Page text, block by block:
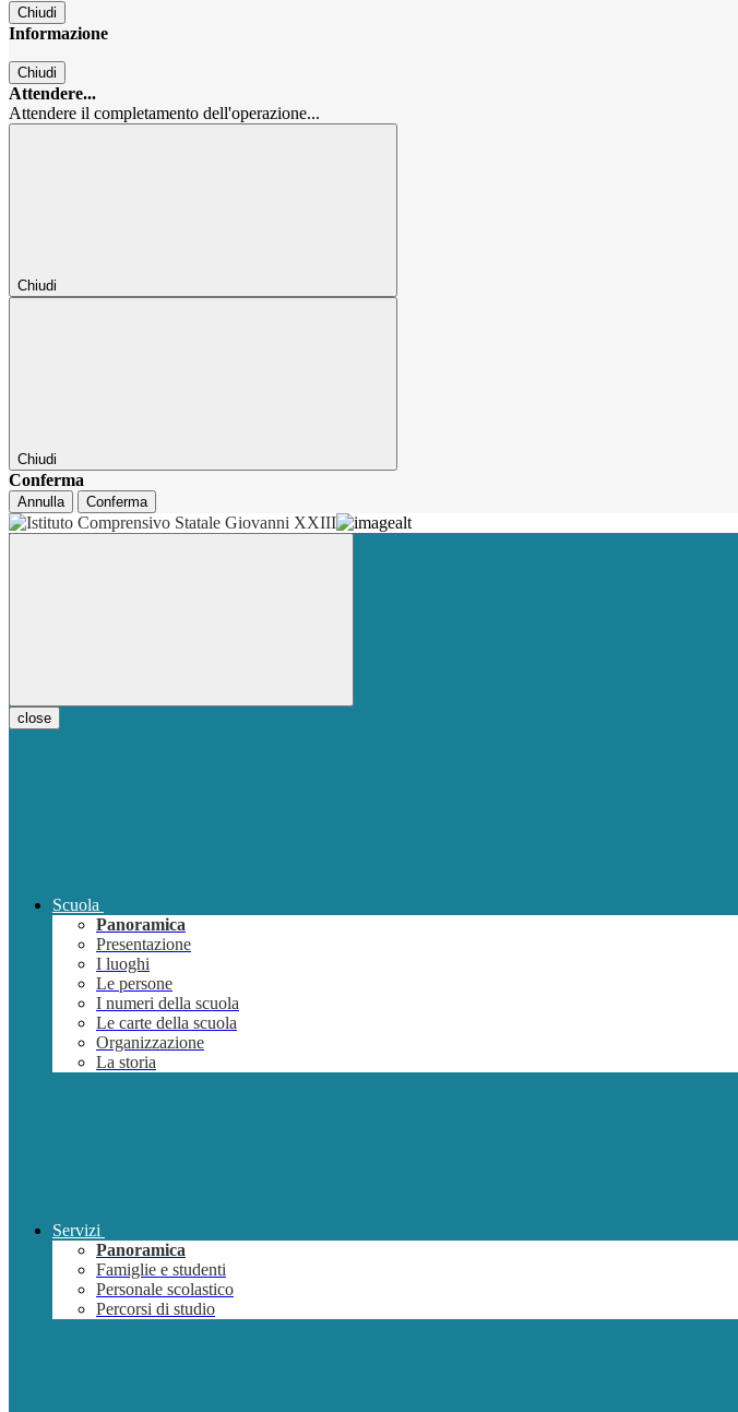
Chiudi
Informazione
Chiudi
Attendere...
Attendere il completamento dell'operazione...
Chiudi
Chiudi
Conferma
Annulla Conferma
close
Scuola
Panoramica
Presentazione
I luoghi
Le persone
I numeri della scuola
Le carte della scuola
Organizzazione
La storia
Servizi
Panoramica
Famiglie e studenti
Personale scolastico
Percorsi di studio